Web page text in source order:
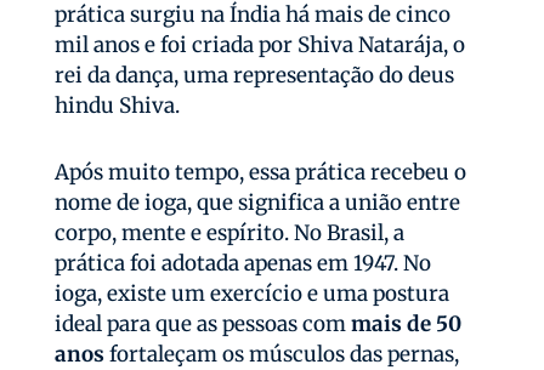
prática surgiu na Índia há mais de cinco
mil anos e foi criada por Shiva Natarája, o
rei da dança, uma representação do deus
hindu Shiva.
Após muito tempo, essa prática recebeu o
nome de ioga, que significa a união entre
corpo, mente e espírito. No Brasil, a
prática foi adotada apenas em 1947. No
ioga, existe um exercício e uma postura
ideal para que as pessoas commais de 50
anosfortaleçam os músculos das pernas,